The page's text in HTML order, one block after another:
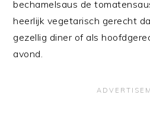
bechamelsaus de
heerlijk vegetarisch gerecht
gezellig diner of als
avond.